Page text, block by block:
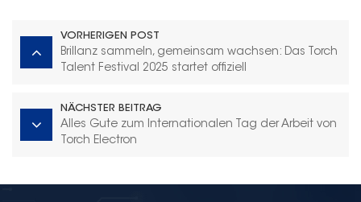
VORHERIGEN POST
Brillanz sammeln, gemeinsam wachsen: Das Torch
Talent Festival 2025 startet offiziell
NÄCHSTER BEITRAG
Alles Gute zum Internationalen Tag der Arbeit von
Torch Electron